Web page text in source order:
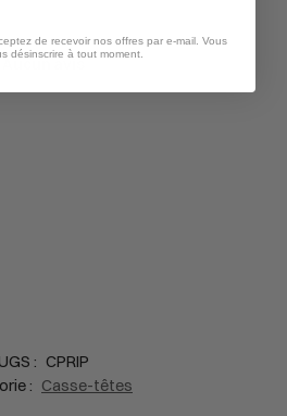
Aucun avis
: CPRIP
: Casse-têtes
de recevoir nos offres par e-mail. Vous
désinscrire à tout moment.